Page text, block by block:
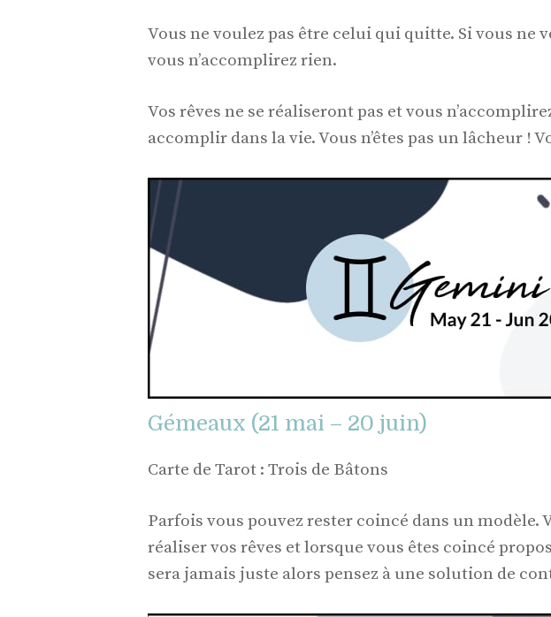
Vous ne voulez pas être celui qui quitte. Si vous ne
vous n’accomplirez rien.
Vos rêves ne se réaliseront pas et vous
accomplir dans la vie. Vous n’êtes pas un lâcheur !
Gémeaux (21 mai – 20 juin)
Carte de Tarot : Trois de Bâtons
Parfois vous pouvez rester coincé dans un modèle.
réaliser vos rêves et lorsque vous êtes coincé
sera jamais juste alors pensez à une solution de